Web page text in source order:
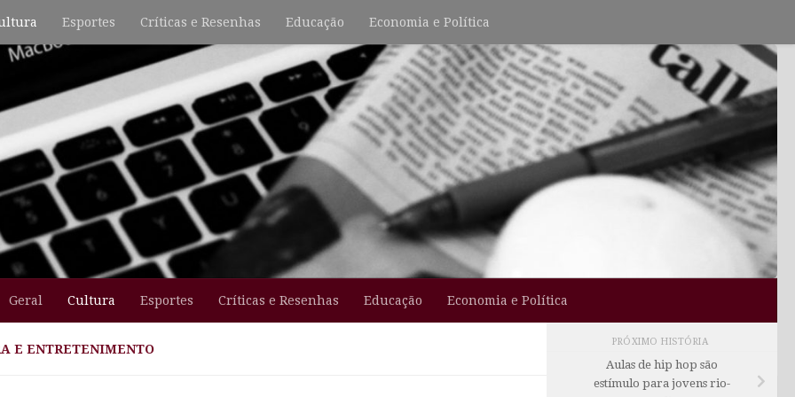
Esportes Críticas e Resenhas Educação Economia e Política
Geral Cultura Esportes Críticas e Resenhas Educação Economia e Política
E ENTRETENIMENTO
PRÓXIMO HISTÓRIA
Aulas de hip hop são
estímulo para jovens rio-